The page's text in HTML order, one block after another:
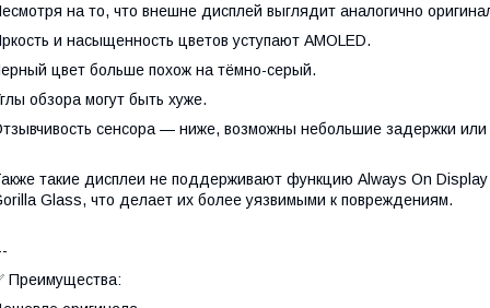
на то, что внешне дисплей выглядит аналогично
и насыщенность цветов уступают AMOLED.
цвет больше похож на тёмно-серый.
обзора могут быть хуже.
сенсора — ниже, возможны небольшие задержки или
такие дисплеи не поддерживают функцию Always On
Glass, что делает их более уязвимыми к повреждениям.
Преимущества: